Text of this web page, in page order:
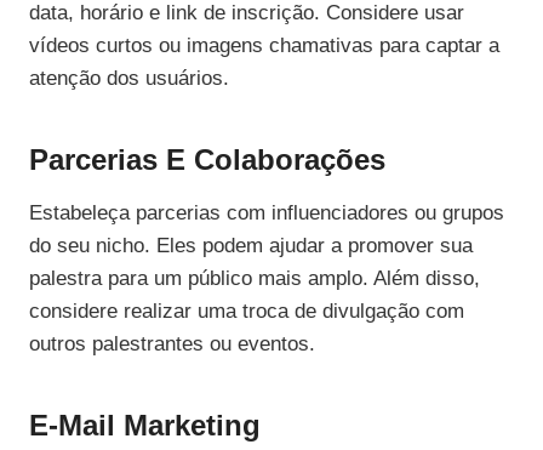
data, horário e link de inscrição. Considere usar
vídeos curtos ou imagens chamativas para captar a
atenção dos usuários.
Parcerias E Colaborações
Estabeleça parcerias com influenciadores ou grupos
do seu nicho. Eles podem ajudar a promover sua
palestra para um público mais amplo. Além disso,
considere realizar uma troca de divulgação com
outros palestrantes ou eventos.
E-Mail Marketing